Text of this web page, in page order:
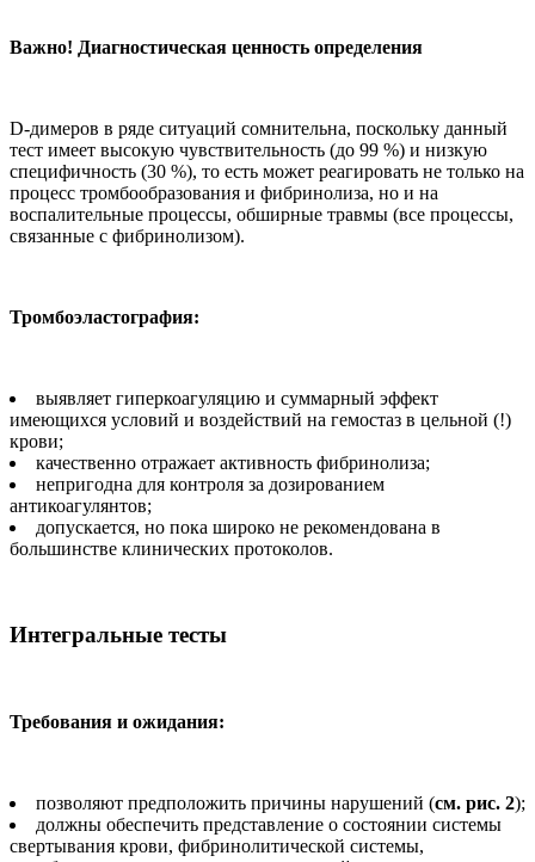
Важно! Диагностическая ценность определения
D-димеров в ряде ситуаций сомнительна, поскольку данный
тест имеет высокую чувствительность (до 99 %) и низкую
специфичность (30 %), то есть может реагировать не только на
процесс тромбообразования и фибринолиза, но и на
воспалительные процессы, обширные травмы (все процессы,
связанные с фибринолизом).
Тромбоэластография:
выявляет гиперкоагуляцию и суммарный эффект
имеющихся условий и воздействий на гемостаз в цельной (!)
крови;
качественно отражает активность фибринолиза;
непригодна для контроля за дозированием
антикоагулянтов;
допускается, но пока широко не рекомендована в
большинстве клинических протоколов.
Интегральные тесты
Требования и ожидания:
позволяют предположить причины нарушений (см. рис. 2);
должны обеспечить представление о состоянии системы
свертывания крови, фибринолитической системы,